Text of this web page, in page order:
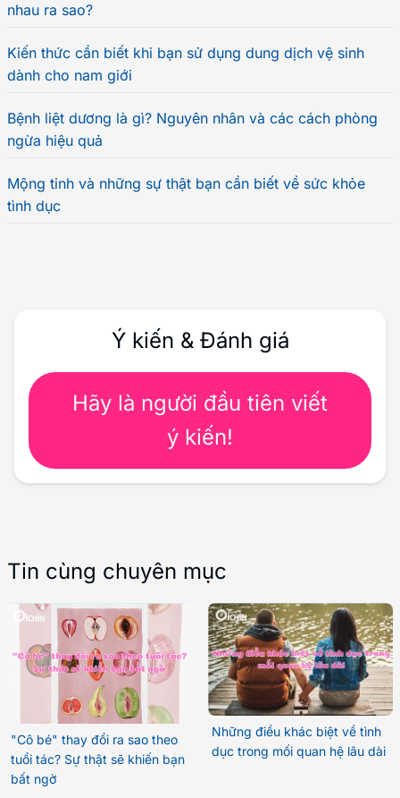
nhau ra sao?
Kiến thức cần biết khi bạn sử dụng dung dịch vệ sinh
dành cho nam giới
Bệnh liệt dương là gì? Nguyên nhân và các cách phòng
ngừa hiệu quả
Mộng tinh và những sự thật bạn cần biết về sức khỏe
tình dục
Ý kiến & Đánh giá
Hãy là người đầu tiên viết
ý kiến!
Tin cùng chuyên mục
"Cô bé" thay đổi ra sao theo
tuổi tác? Sự thật sẽ khiến bạn
bất ngờ
Những điều khác biệt về tình
dục trong mối quan hệ lâu dài